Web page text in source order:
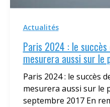
Actualités
Paris 2024 : le succès
mesurera aussi sur le
Paris 2024 : le succès
mesurera aussi sur le
septembre 2017 En